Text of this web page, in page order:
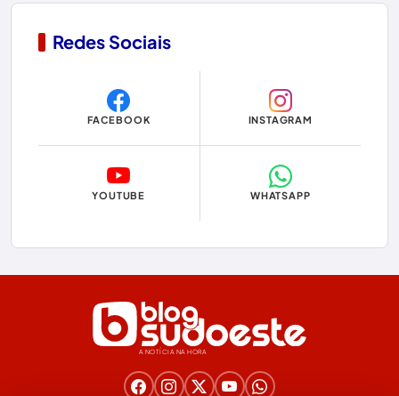
Copa do Mundo 2026
Dom Basílio
Economia
Educação
Eleições 2024
Encruzilhada
Redes Sociais
FACEBOOK INSTAGRAM
YOUTUBE WHATSAPP
A NOTÍCIA NA HORA